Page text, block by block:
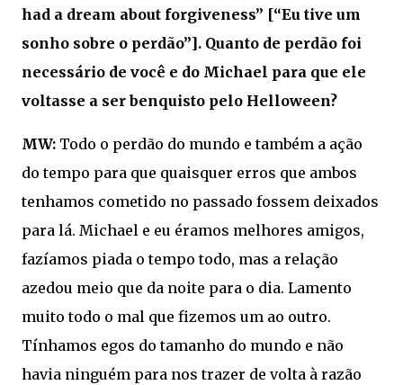
had a dream about forgiveness” [“Eu tive um
sonho sobre o perdão”]. Quanto de perdão foi
necessário de você e do Michael para que ele
voltasse a ser benquisto pelo Helloween?
MW: Todo o perdão do mundo e também a ação
do tempo para que quaisquer erros que ambos
tenhamos cometido no passado fossem deixados
para lá. Michael e eu éramos melhores amigos,
fazíamos piada o tempo todo, mas a relação
azedou meio que da noite para o dia. Lamento
muito todo o mal que fizemos um ao outro.
Tínhamos egos do tamanho do mundo e não
havia ninguém para nos trazer de volta à razão